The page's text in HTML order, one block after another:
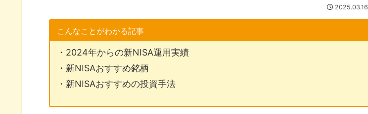
2025.03.16
こんなことがわかる記事
・2024年からの新NISA運用実績
・新NISAおすすめ銘柄
・新NISAおすすめの投資手法